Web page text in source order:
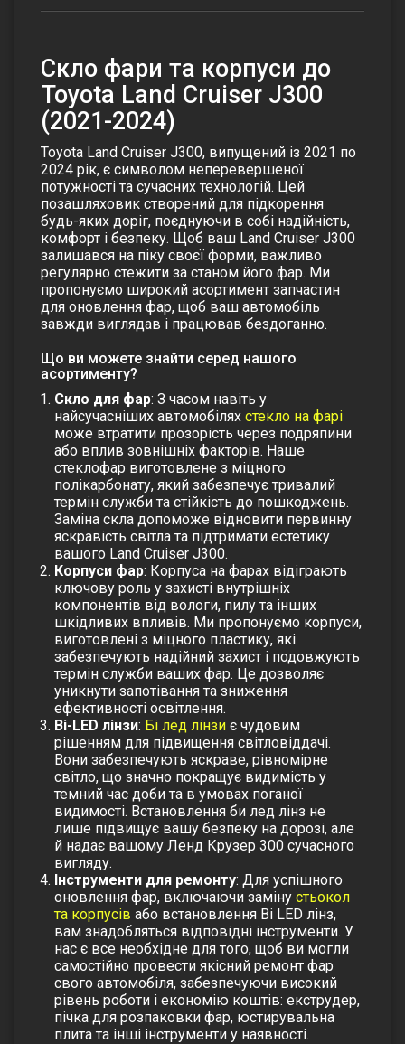
Скло фари та корпуси до
Toyota Land Cruiser J300
(2021-2024)
Toyota Land Cruiser J300, випущений із 2021 по
2024 рік, є символом неперевершеної
потужності та сучасних технологій. Цей
позашляховик створений для підкорення
будь-яких доріг, поєднуючи в собі надійність,
комфорт і безпеку. Щоб ваш Land Cruiser J300
залишався на піку своєї форми, важливо
регулярно стежити за станом його фар. Ми
пропонуємо широкий асортимент запчастин
для оновлення фар, щоб ваш автомобіль
завжди виглядав і працював бездоганно.
Що ви можете знайти серед нашого
асортименту?
Скло для фар: З часом навіть у
найсучасніших автомобілях стекло на фарі
може втратити прозорість через подряпини
або вплив зовнішніх факторів. Наше
стеклофар виготовлене з міцного
полікарбонату, який забезпечує тривалий
термін служби та стійкість до пошкоджень.
Заміна скла допоможе відновити первинну
яскравість світла та підтримати естетику
вашого Land Cruiser J300.
Корпуси фар: Корпуса на фарах відіграють
ключову роль у захисті внутрішніх
компонентів від вологи, пилу та інших
шкідливих впливів. Ми пропонуємо корпуси,
виготовлені з міцного пластику, які
забезпечують надійний захист і подовжують
термін служби ваших фар. Це дозволяє
уникнути запотівання та зниження
ефективності освітлення.
Bi-LED лінзи: Бі лед лінзи є чудовим
рішенням для підвищення світловіддачі.
Вони забезпечують яскраве, рівномірне
світло, що значно покращує видимість у
темний час доби та в умовах поганої
видимості. Встановлення би лед лінз не
лише підвищує вашу безпеку на дорозі, але
й надає вашому Ленд Крузер 300 сучасного
вигляду.
Інструменти для ремонту: Для успішного
оновлення фар, включаючи заміну стьокол
та корпусів або встановлення Bi LED лінз,
вам знадобляться відповідні інструменти. У
нас є все необхідне для того, щоб ви могли
самостійно провести якісний ремонт фар
свого автомобіля, забезпечуючи високий
рівень роботи і економію коштів: екструдер,
пічка для розпаковки фар, юстирувальна
плита та інші інструменти у наявності.